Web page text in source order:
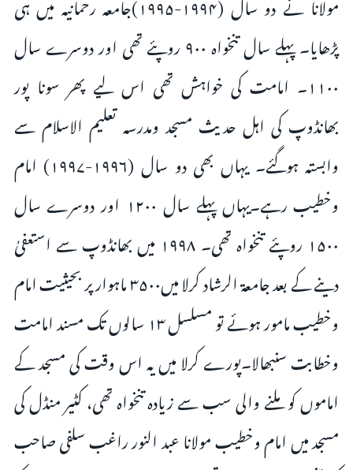
پڑھایا۔ پہلے سال تنخواہ ۹۰۰ روپئے تھی اور دوسرے سال
۱۱۰۰۔ امامت کی خواہش تھی اس لیے پھر سونا پور
بھانڈوپ کی اہل حدیث مسجد ومدرسہ تعلیم الاسلام سے
وابستہ ہوگئے۔ یہاں بھی دو سال (۱۹۹۶-۱۹۹۷) امام
وخطیب رہے۔یہاں پہلے سال ۱۲۰۰ اور دوسرے سال
۱۵۰۰ روپئے تنخواہ تھی۔ ۱۹۹۸ میں بھانڈوپ سے استعفیٰ
دینے کے بعد جامعۃ الرشاد کرلا میں۳۵۰۰ ماہوار پر بحیثیت امام
وخطیب مامور ہوئے تو مسلسل ۱۳ سالوں تک مسند امامت
وخطابت سنبھالا۔پورے کرلا میں یہ اس وقت کی مسجد کے
اماموں کو ملنے والی سب سے زیادہ تنخواہ تھی، کٹیر منڈل کی
مسجد میں امام وخطیب مولانا عبد النور راغب سلفی صاحب